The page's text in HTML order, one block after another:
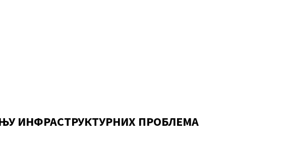
ИНФРАСТРУКТУРНИХ ПРОБЛЕМА